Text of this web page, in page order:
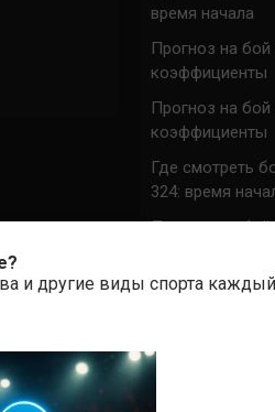
время начала
Прогноз на
коэффициенты
Прогноз на
коэффициенты
Где смотреть
324: время
Прогноз на
Наталья Сильва
Роуз
Где смотреть
и другие виды спорта